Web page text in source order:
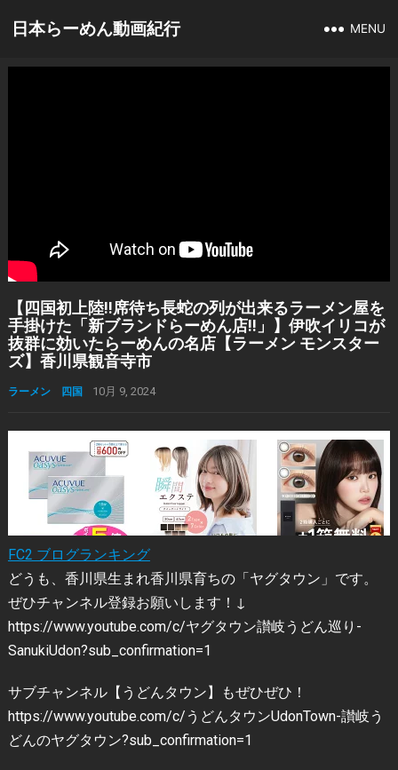
日本らーめん動画紀行 MENU
【四国初上陸!!席待ち長蛇の列が出来るラーメン屋を
手掛けた「新ブランドらーめん店!!」】伊吹イリコが
抜群に効いたらーめんの名店【ラーメン モンスター
ズ】香川県観音寺市
ラーメン 四国 10月 9, 2024
FC2 ブログランキング
どうも、香川県生まれ香川県育ちの「ヤグタウン」です。
ぜひチャンネル登録お願いします！↓
https://www.youtube.com/c/ヤグタウン讃岐うどん巡り-
SanukiUdon?sub_confirmation=1
サブチャンネル【うどんタウン】もぜひぜひ！
https://www.youtube.com/c/うどんタウンUdonTown-讃岐う
どんのヤグタウン?sub_confirmation=1